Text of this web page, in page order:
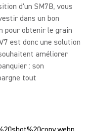
d'un SM7B, vous
dans un bon
pour obtenir le grain
est donc une solution
améliorer
: son
tout